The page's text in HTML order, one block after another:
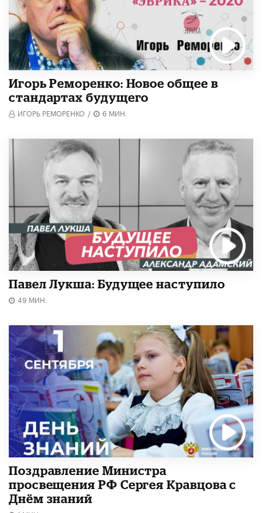
Игорь Реморенко: Новое общее в
стандартах будущего
ИГОРЬ РЕМОРЕНКО / 6 МИН.
Павел Лукша: Будущее наступило
49 МИН.
Поздравление Министра
просвещения РФ Сергея Кравцова с
Днём знаний